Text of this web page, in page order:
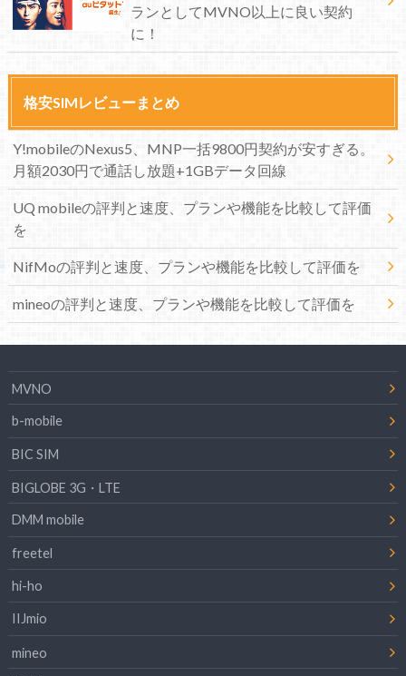
ランとしてMVNO以上に良い契約
に！
格安SIMレビューまとめ
Y!mobileのNexus5、MNP一括9800円契約が安すぎる。
月額2030円で通話し放題+1GBデータ回線
UQ mobileの評判と速度、プランや機能を比較して評価
を
NifMoの評判と速度、プランや機能を比較して評価を
mineoの評判と速度、プランや機能を比較して評価を
MVNO
b-mobile
BIC SIM
BIGLOBE 3G・LTE
DMM mobile
freetel
hi-ho
IIJmio
mineo